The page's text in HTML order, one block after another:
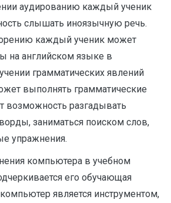
аудированию каждый ученик
слышать иноязычную речь.
каждый ученик может
на английском языке в
грамматических явлений
выполнять грамматические
возможность разгадывать
заниматься поиском слов,
упражнения.
компьютера в учебном
его обучающая
является инструментом,